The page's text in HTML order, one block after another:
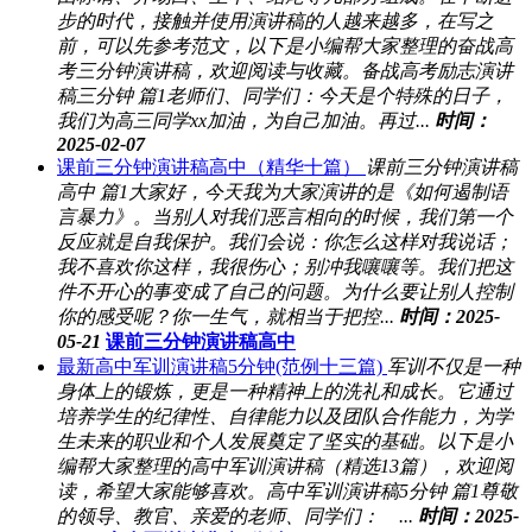
步的时代，接触并使用演讲稿的人越来越多，在写之
前，可以先参考范文，以下是小编帮大家整理的奋战高
考三分钟演讲稿，欢迎阅读与收藏。备战高考励志演讲
稿三分钟 篇1老师们、同学们：今天是个特殊的日子，
我们为高三同学xx加油，为自己加油。再过... 时间：
2025-02-07
课前三分钟演讲稿高中（精华十篇）
课前三分钟演讲稿
高中 篇1大家好，今天我为大家演讲的是《如何遏制语
言暴力》。当别人对我们恶言相向的时候，我们第一个
反应就是自我保护。我们会说：你怎么这样对我说话；
我不喜欢你这样，我很伤心；别冲我嚷嚷等。我们把这
件不开心的事变成了自己的问题。为什么要让别人控制
你的感受呢？你一生气，就相当于把控... 时间：2025-
05-21 课前三分钟演讲稿高中
最新高中军训演讲稿5分钟(范例十三篇) 军训不仅是一种
身体上的锻炼，更是一种精神上的洗礼和成长。它通过
培养学生的纪律性、自律能力以及团队合作能力，为学
生未来的职业和个人发展奠定了坚实的基础。以下是小
编帮大家整理的高中军训演讲稿（精选13篇），欢迎阅
读，希望大家能够喜欢。高中军训演讲稿5分钟 篇1尊敬
的领导、教官、亲爱的老师、同学们： ... 时间：2025-